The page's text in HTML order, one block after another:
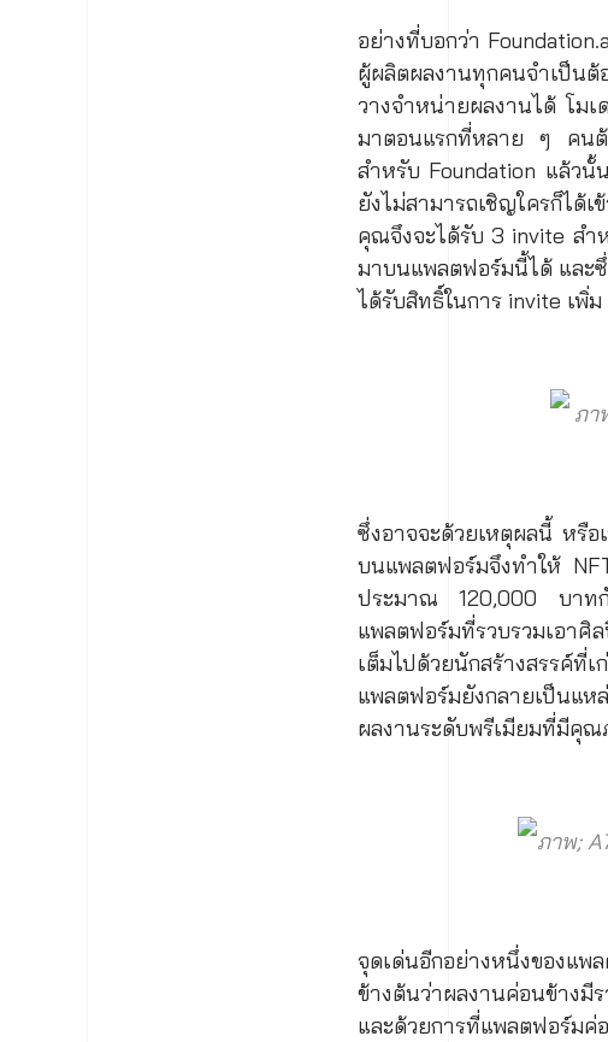
อย่างที่บอกว่า
ผู้ผลิตผลงานทุกคนจำเป็นต้
วางจำหน่ายผลงานได้ โม
มาตอนแรกที่หลาย ๆ คนต้
สำหรับ Foundation แล้วนั้
ยังไม่สามารถเชิญใครก็ไ
คุณจึงจะได้รับ 3 invite สำ
มาบนแพลตฟอร์มนี้ได้ และ
ได้รับสิทธิ์ในการ invite เพิ่
ภา
ซึ่งอาจจะด้วยเหตุผลนี้ หรื
บนแพลตฟอร์มจึงทำให้
ประมาณ 120,000 บาทกั
แพลตฟอร์มที่รวบรวมเอา
เต็มไปด้วยนักสร้างสรร
แพลตฟอร์มยังกลายเป็นแห
ผลงานระดับพรีเมียมที่มีคุ
ภาพ;
จุดเด่นอีกอย่างหนึ่งของแพ
ข้างต้นว่าผลงานค่อนข้างมี
และด้วยการที่แพลตฟอร์มค่